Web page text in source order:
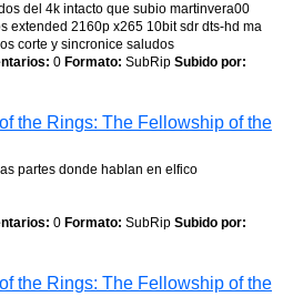
del 4k intacto que subio martinvera00
extended 2160p x265 10bit sdr dts-hd ma
corte y sincronice saludos
0 Formato: SubRip Subido por:
the Rings: The Fellowship of the
partes donde hablan en elfico
0 Formato: SubRip Subido por:
the Rings: The Fellowship of the